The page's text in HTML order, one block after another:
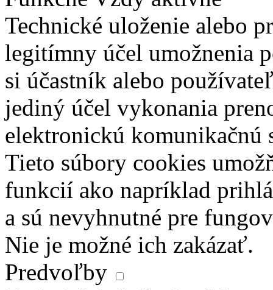
Technické uloženie alebo
legitímny účel umožnenia
si účastník alebo
jediný účel vykonania
elektronickú komunikačnú
Tieto súbory cookies
funkcií ako napríklad
a sú nevyhnutné pre
Nie je možné ich zakázať.
Predvoľby